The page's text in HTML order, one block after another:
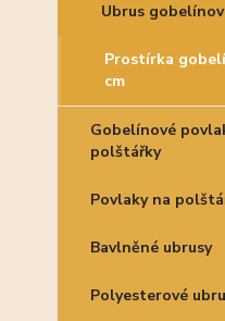
Ubrus
Prostírka
cm
Gobelínové
polštářky
Povlaky na
Bavlněné ubrusy
Polyesterové